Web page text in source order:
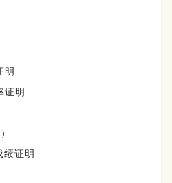
明
证明
绩证明